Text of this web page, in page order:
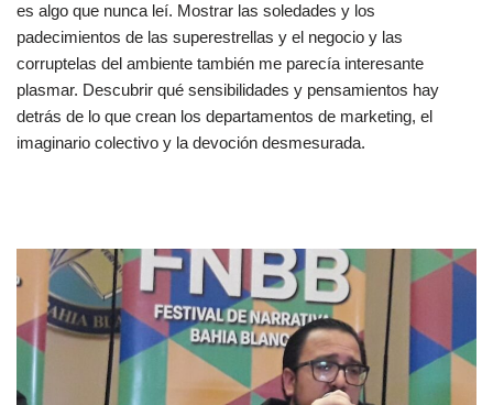
es algo que nunca leí. Mostrar las soledades y los
padecimientos de las superestrellas y el negocio y las
corruptelas del ambiente también me parecía interesante
plasmar. Descubrir qué sensibilidades y pensamientos hay
detrás de lo que crean los departamentos de marketing, el
imaginario colectivo y la devoción desmesurada.